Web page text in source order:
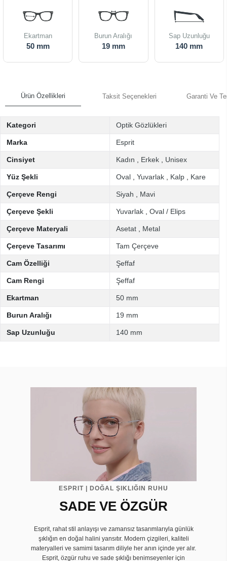
Ekartman
50 mm
Burun Aralığı
19 mm
Sap Uzunluğu
140 mm
Ürün Özellikleri Taksit Seçenekleri Garanti Ve
Kategori Optik Gözlükleri
Marka Esprit
Cinsiyet Kadın Erkek Unisex
Yüz Şekli Oval Yuvarlak Kalp Kare
Çerçeve Rengi Siyah Mavi
Çerçeve Şekli Yuvarlak Oval / Elips
Çerçeve Materyali Asetat Metal
Çerçeve Tasarımı Tam Çerçeve
Cam Özelliği Şeffaf
Cam Rengi Şeffaf
Ekartman 50 mm
Burun Aralığı 19 mm
Sap Uzunluğu 140 mm
ESPRIT | DOĞAL ŞIKLIĞIN RUHU
SADE VE ÖZGÜR
Esprit, rahat stil anlayışı ve zamansız tasarımlarıyla günlük
şıklığın en doğal halini yansıtır. Modern çizgileri, kaliteli
materyalleri ve samimi tasarım diliyle her anın içinde yer alır.
Esprit, özgür ruhu ve sade şıklığı benimseyenler için